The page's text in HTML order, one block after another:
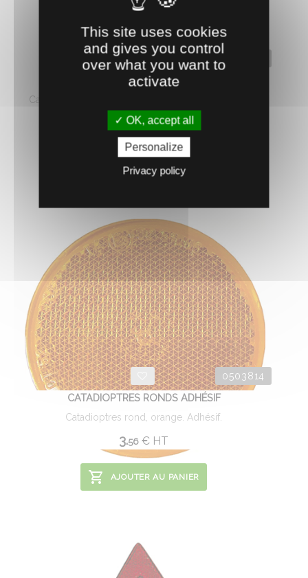
CATADIOPTRES RONDS
Catadioptres rond (Ø 60 mm), orange. Adhésif avec
perçage. Vendus sous blister ...
2.73 €HT
AJOUTER AU PANIER
0503814
CATADIOPTRES RONDS ADHÉSIF
Catadioptres rond, orange. Adhésif.
3.56 € HT
AJOUTER AU PANIER
This site uses cookies
and gives you control
over what you want to
activate
OK, accept all
Personalize
Privacy policy